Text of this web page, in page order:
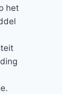
het